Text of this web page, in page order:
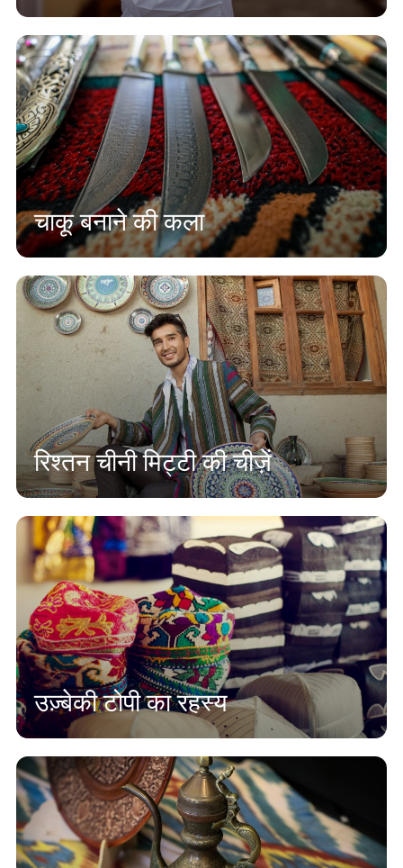
चाकू बनाने की कला
रिश्तन चीनी मिट्टी की चीज़ें
उज़्बेकी टोपी का रहस्य